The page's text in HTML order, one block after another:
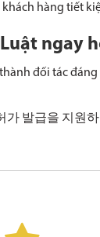
khách hàng tiết
ngay
đối tác
가 발급을 지원